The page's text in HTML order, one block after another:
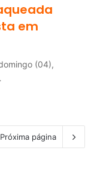
em
(04),
Próxima página